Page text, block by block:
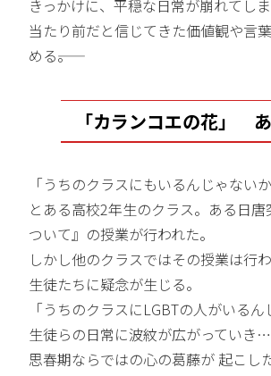
きっかけに、平穏な日常が崩れてし
当たり前だと信じてきた価値観や言
める――。
「カランコエの花」
「うちのクラスにもいるんじゃないか
とある高校2年生のクラス。ある日唐
ついて』の授業が行われた。
しかし他のクラスではその授業は行わ
生徒たちに疑念が生じる。
「うちのクラスにLGBTの人がいるん
生徒らの日常に波紋が広がっていき…
思春期ならではの心の葛藤が 起こし